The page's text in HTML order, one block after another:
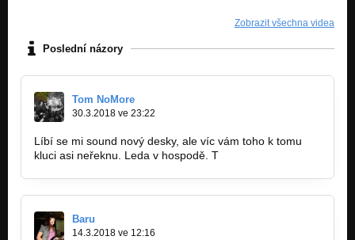
Zobrazit všechna videa
Poslední názory
Tom NoMore
30.3.2018 ve 23:22
Líbí se mi sound nový desky, ale víc vám toho k tomu
kluci asi neřeknu. Leda v hospodě. T
Baru
14.3.2018 ve 12:16